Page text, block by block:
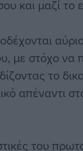
και μαζί το
με στόχο να
το
απέναντι
του